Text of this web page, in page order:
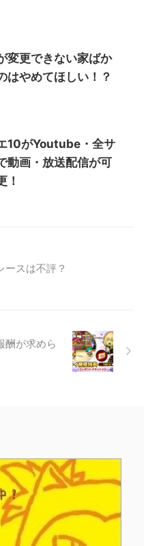
変更できない家ばか
はやめてほしい！？
10がYoutube・全サ
動画・放送配信が可
！
ースは不評？
酬が求めら